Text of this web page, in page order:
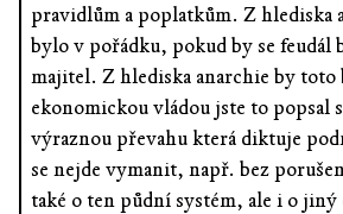
pravidlům a poplatkům. Z hlediska
bylo v pořádku, pokud by se
majitel. Z hlediska anarchie by toto
ekonomickou vládou jste to popsal
výraznou převahu která diktuje
se nejde vymanit, např. bez
také o ten půdní systém, ale i o